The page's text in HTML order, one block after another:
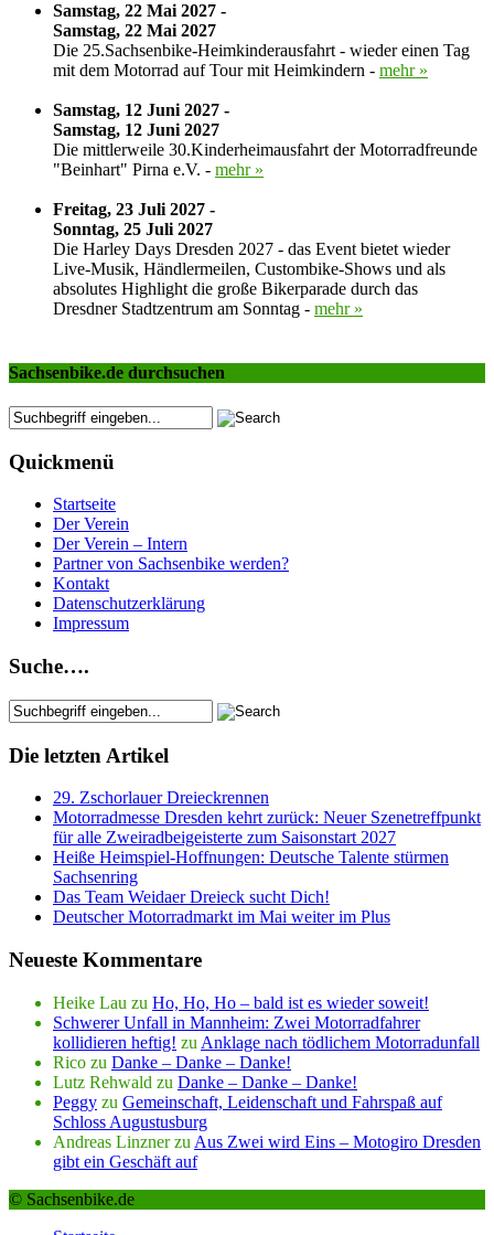
Samstag, 22 Mai 2027 -
Samstag, 22 Mai 2027
Die 25.Sachsenbike-Heimkinderausfahrt - wieder einen Tag
mit dem Motorrad auf Tour mit Heimkindern - mehr »
Samstag, 12 Juni 2027 -
Samstag, 12 Juni 2027
Die mittlerweile 30.Kinderheimausfahrt der Motorradfreunde
"Beinhart" Pirna e.V. - mehr »
Freitag, 23 Juli 2027 -
Sonntag, 25 Juli 2027
Die Harley Days Dresden 2027 - das Event bietet wieder
Live-Musik, Händlermeilen, Custombike-Shows und als
absolutes Highlight die große Bikerparade durch das
Dresdner Stadtzentrum am Sonntag - mehr »
Sachsenbike.de durchsuchen
Quickmenü
Startseite
Der Verein
Der Verein – Intern
Partner von Sachsenbike werden?
Kontakt
Datenschutzerklärung
Impressum
Suche….
Die letzten Artikel
29. Zschorlauer Dreieckrennen
Motorradmesse Dresden kehrt zurück: Neuer Szenetreffpunkt
für alle Zweiradbeigeisterte zum Saisonstart 2027
Heiße Heimspiel-Hoffnungen: Deutsche Talente stürmen
Sachsenring
Das Team Weidaer Dreieck sucht Dich!
Deutscher Motorradmarkt im Mai weiter im Plus
Neueste Kommentare
Heike Lau zu Ho, Ho, Ho – bald ist es wieder soweit!
Schwerer Unfall in Mannheim: Zwei Motorradfahrer
kollidieren heftig! zu Anklage nach tödlichem Motorradunfall
Rico zu Danke – Danke – Danke!
Lutz Rehwald zu Danke – Danke – Danke!
Peggy zu Gemeinschaft, Leidenschaft und Fahrspaß auf
Schloss Augustusburg
Andreas Linznerzu Aus Zwei wird Eins – Motogiro Dresden
gibt ein Geschäft auf
© Sachsenbike.de